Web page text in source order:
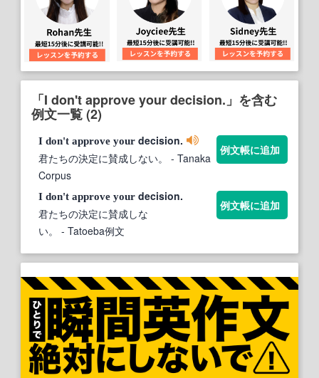
「I don't approve your decision.」を含む
例文一覧 (2)
I don't approve your decision.
君たちの決定に賛成しない。
- Tanaka
Corpus
例文帳に追加
I don't approve your decision.
君たちの決定に賛成しな
い。
- Tatoeba例文
例文帳に追加